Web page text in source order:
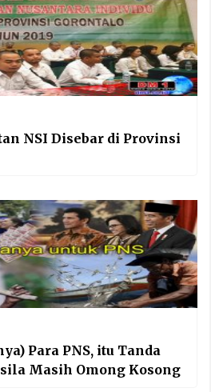
NSI Disebar di Provinsi
Para PNS, itu Tanda
Masih Omong Kosong